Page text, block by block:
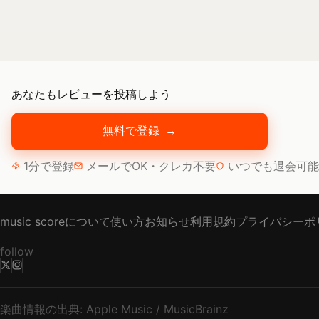
あなたもレビューを投稿しよう
無料で登録 →
1分で登録 メールでOK・クレカ不要 いつでも退会可能
music scoreについて使い方お知らせ利用規約プライバシーポ
follow
楽曲情報の出典: Apple Music / MusicBrainz